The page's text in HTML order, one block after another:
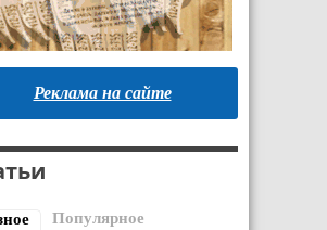
Реклама на сайте
Популярное